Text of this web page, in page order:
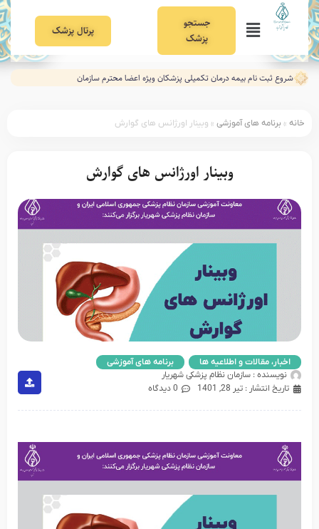
جستجو
پزشک
پرتال پزشک
شروع ثبت نام بیمه درمان تکمیلی پزشکان ویژه اعضا محترم سازمان
خانه »برنامه های آموزشی » وبینار اورژانس های گوارش
وبینار اورژانس های گوارش
اخبار، مقالات و اطلاعیه ها
برنامه های آموزشی
نویسنده : سازمان نظام پزشکی شهریار
تاریخ انتشار : تیر 28, 1401 0 دیدگاه